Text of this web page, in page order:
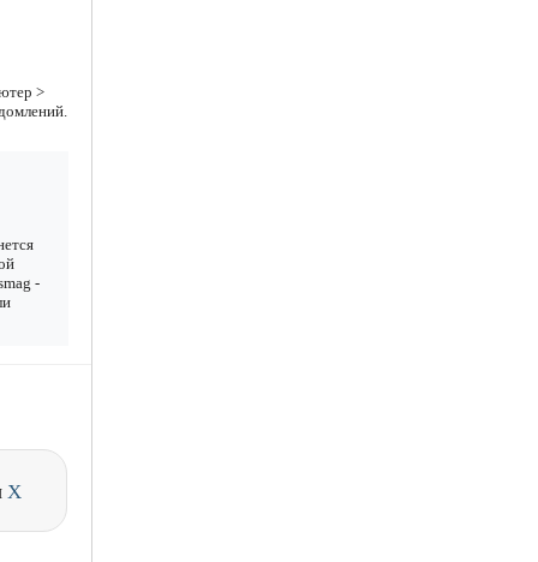
>
-
X